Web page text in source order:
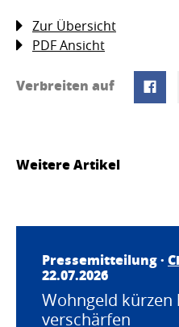
Zur Übersicht
PDF Ansicht
Verbreiten auf
Weitere Artikel
Pressemitteilung ·
22.07.2026
Wohngeld
verschärfen